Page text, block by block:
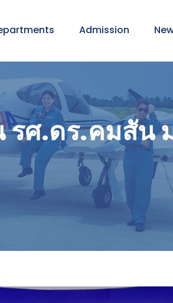
Admission
ศ.ดร.คมสัน